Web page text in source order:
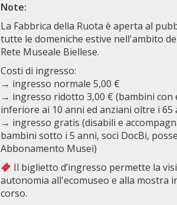
Note:
La Fabbrica della Ruota è aperta al
tutte le domeniche estive nell'ambito
Rete Museale Biellese.
Costi di ingresso:
→ ingresso normale 5,00 €
→ ingresso ridotto 3,00 € (bambini con
inferiore ai 10 anni ed anziani oltre i 65
→ ingresso gratis (disabili e
bambini sotto i 5 anni, soci DocBi,
Abbonamento Musei)
Il biglietto d’ingresso permette la
autonomia all'ecomuseo e alla mostra
corso.